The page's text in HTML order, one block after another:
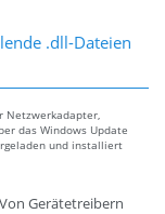
.dll-Dateien
Netzwerkadapter,
das Windows Update
und installiert
Gerätetreibern